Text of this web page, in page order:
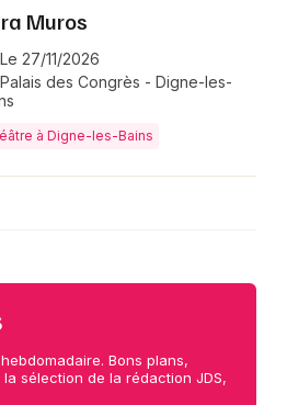
Muros
Le 27/11/2026
Palais des Congrès - Digne-les-
à Digne-les-Bains
Bons plans,
sélection de la rédaction JDS,